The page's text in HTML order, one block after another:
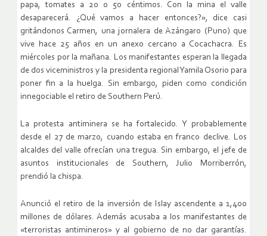
papa, tomates a 20 o 50 céntimos. Con la mina el valle
desaparecerá. ¿Qué vamos a hacer entonces?», dice casi
gritándonos Carmen, una jornalera de Azángaro (Puno) que
vive hace 25 años en un anexo cercano a Cocachacra. Es
miércoles por la mañana. Los manifestantes esperan la llegada
de dos viceministros y la presidenta regional Yamila Osorio para
poner fin a la huelga. Sin embargo, piden como condición
innegociable el retiro de Southern Perú.
La protesta antiminera se ha fortalecido. Y probablemente
desde el 27 de marzo, cuando estaba en franco declive. Los
alcaldes del valle ofrecían una tregua. Sin embargo, el jefe de
asuntos institucionales de Southern, Julio Morriberrón,
prendió la chispa.
Anunció el retiro de la inversión de Islay ascendente a 1,400
millones de dólares. Además acusaba a los manifestantes de
«terroristas antimineros» y al gobierno de no dar garantías.